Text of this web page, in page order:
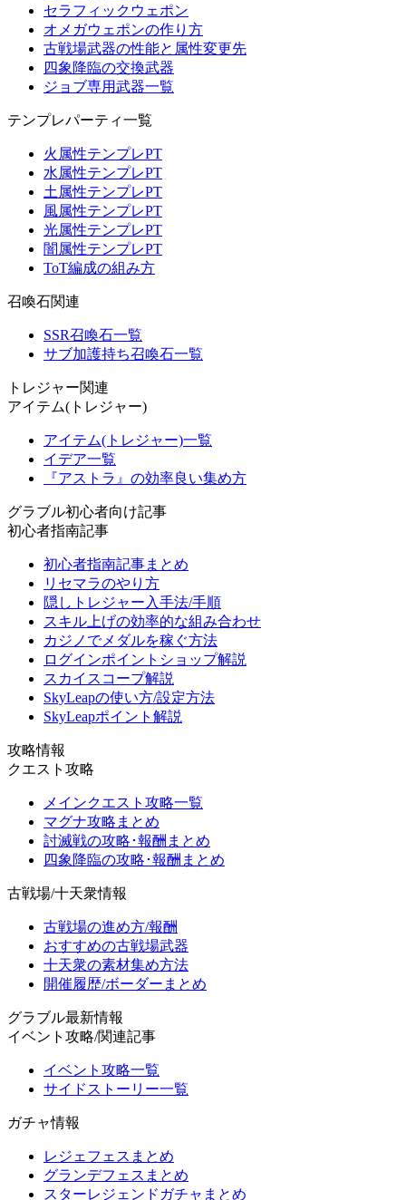
セラフィックウェポン
オメガウェポンの作り方
古戦場武器の性能と属性変更先
四象降臨の交換武器
ジョブ専用武器一覧
テンプレパーティ一覧
火属性テンプレPT
水属性テンプレPT
土属性テンプレPT
風属性テンプレPT
光属性テンプレPT
闇属性テンプレPT
ToT編成の組み方
召喚石関連
SSR召喚石一覧
サブ加護持ち召喚石一覧
トレジャー関連
アイテム(トレジャー)
アイテム(トレジャー)一覧
イデア一覧
『アストラ』の効率良い集め方
グラブル初心者向け記事
初心者指南記事
初心者指南記事まとめ
リセマラのやり方
隠しトレジャー入手法/手順
スキル上げの効率的な組み合わせ
カジノでメダルを稼ぐ方法
ログインポイントショップ解説
スカイスコープ解説
SkyLeapの使い方/設定方法
SkyLeapポイント解説
攻略情報
クエスト攻略
メインクエスト攻略一覧
マグナ攻略まとめ
討滅戦の攻略･報酬まとめ
四象降臨の攻略･報酬まとめ
古戦場/十天衆情報
古戦場の進め方/報酬
おすすめの古戦場武器
十天衆の素材集め方法
開催履歴/ボーダーまとめ
グラブル最新情報
イベント攻略/関連記事
イベント攻略一覧
サイドストーリー一覧
ガチャ情報
レジェフェスまとめ
グランデフェスまとめ
スターレジェンドガチャまとめ